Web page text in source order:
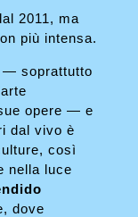
2011, ma
più intensa.
— soprattutto
opere — e
dal vivo è
così
nella luce
dove